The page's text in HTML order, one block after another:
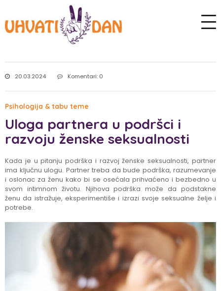
20.03.2024 Komentari: 0
Psihologija & tabu teme
Uloga partnera u podršci i
razvoju ženske seksualnosti
Kada je u pitanju podrška i razvoj ženske seksualnosti, partner
ima ključnu ulogu. Partner treba da bude podrška, razumevanje
i oslonac za ženu kako bi se osećala prihvaćeno i bezbedno u
svom intimnom životu. Njihova podrška može da podstakne
ženu da istražuje, eksperimentiše i izrazi svoje seksualne želje i
potrebe.